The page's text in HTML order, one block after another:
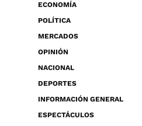
ECONOMÍA
POLÍTICA
MERCADOS
OPINIÓN
NACIONAL
DEPORTES
INFORMACIÓN GENERAL
ESPECTÁCULOS